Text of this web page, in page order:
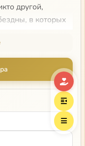
другой,
в которых
с кроткой